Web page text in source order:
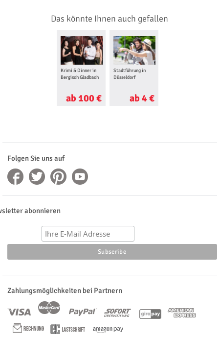
Das könnte Ihnen auch gefallen
Krimi & Dinner in
Bergisch Gladbach
ab 100 €
Stadtführung in
Düsseldorf
ab 4 €
Folgen Sie uns auf
abonnieren
Zahlungsmöglichkeiten bei Partnern